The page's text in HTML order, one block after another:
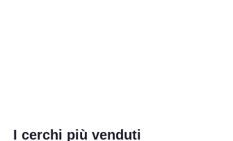
I cerchi più venduti